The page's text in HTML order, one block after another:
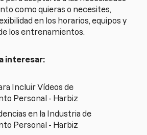
como quieras o necesites,
en los horarios, equipos y
los entrenamientos.
interesar:
Incluir Vídeos de
Personal - Harbiz
en la Industria de
Personal - Harbiz